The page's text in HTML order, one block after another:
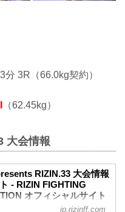
3R（66.0kg契約）
（62.45kg）
大会情報
RIZIN.33 大会情報
- RIZIN FIGHTING
オフィシャルサイト
jp.rizinff.com